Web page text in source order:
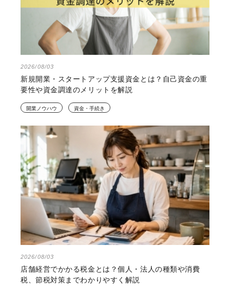
2026/08/03
新規開業・スタートアップ支援資金とは？自己資金の重
要性や資金調達のメリットを解説
開業ノウハウ 資金・手続き
2026/08/03
店舗経営でかかる税金とは？個人・法人の種類や消費
税、節税対策までわかりやすく解説